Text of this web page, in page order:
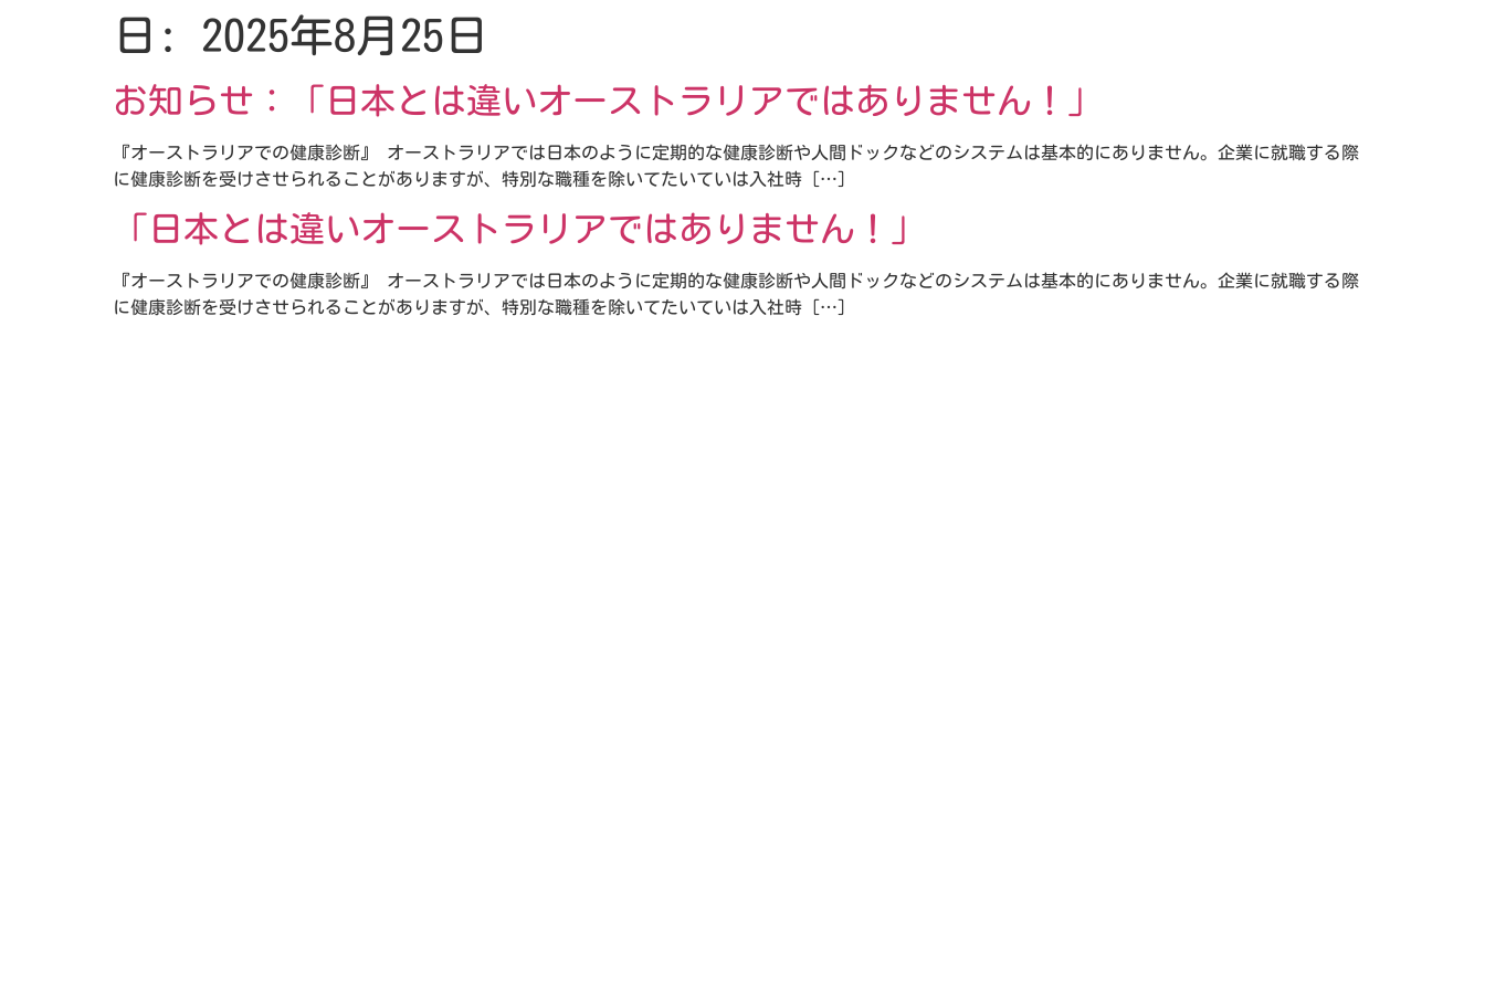
日: 2025年8月25日
お知らせ：「日本とは違いオーストラリアではありません！」
『オーストラリアでの健康診断』 オーストラリアでは日本のように定期的な健康診断や人間ドックなどのシステムは基本的にありません。企業に就職する際
に健康診断を受けさせられることがありますが、特別な職種を除いてたいていは入社時 […]
「日本とは違いオーストラリアではありません！」
『オーストラリアでの健康診断』 オーストラリアでは日本のように定期的な健康診断や人間ドックなどのシステムは基本的にありません。企業に就職する際
に健康診断を受けさせられることがありますが、特別な職種を除いてたいていは入社時 […]